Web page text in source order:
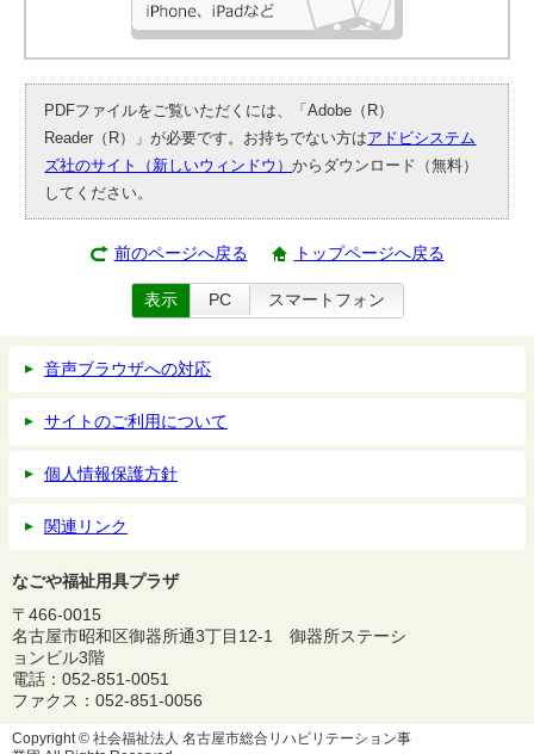
PDFファイルをご覧いただくには、「Adobe（R）
Reader（R）」が必要です。お持ちでない方はアドビシステム
ズ社のサイト（新しいウィンドウ）からダウンロード（無料）
してください。
前のページへ戻る トップページへ戻る
表示 PC スマートフォン
音声ブラウザへの対応
サイトのご利用について
個人情報保護方針
関連リンク
なごや福祉用具プラザ
〒466-0015
名古屋市昭和区御器所通3丁目12-1 御器所ステーシ
ョンビル3階
電話：052-851-0051
ファクス：052-851-0056
Copyright © 社会福祉法人 名古屋市総合リハビリテーション事